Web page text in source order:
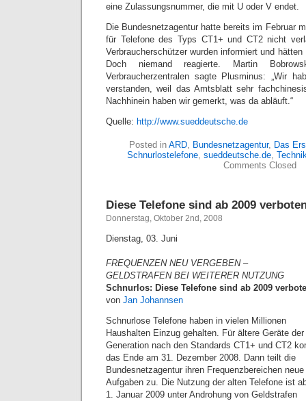
eine Zulassungsnummer, die mit U oder V endet.
Die Bundesnetzagentur hatte bereits im Februar
für Telefone des Typs CT1+ und CT2 nicht
Verbraucherschützer wurden informiert und
Doch niemand reagierte. Martin
Verbraucherzentralen sagte Plusminus: „Wir
verstanden, weil das Amtsblatt sehr
Nachhinein haben wir gemerkt, was da abläuft.“
Quelle: http://www.sueddeutsche.de
Posted in ARD, Bundesnetzagentur, Das
Schnurlostelefone, sueddeutsche.de,
Comments Closed
Diese Telefone sind ab 2009
Donnerstag, Oktober 2nd, 2008
Dienstag, 03. Juni
FREQUENZEN NEU VERGEBEN –
GELDSTRAFEN BEI WEITERER NUTZUNG
Schnurlos: Diese Telefone sind ab 2009
von Jan Johannsen
Schnurlose Telefone haben in vielen Millionen
Haushalten Einzug gehalten. Für ältere Geräte
Generation nach den Standards CT1+ und CT2
das Ende am 31. Dezember 2008. Dann teilt die
Bundesnetzagentur ihren Frequenzbereichen neue
Aufgaben zu. Die Nutzung der alten Telefone ist
1. Januar 2009 unter Androhung von Geldstrafen